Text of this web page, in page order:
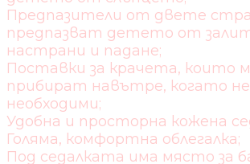
Предпазители от двете
предпазват детето от
настрани и падане;
Поставки за крачета, които
прибират навътре, когато не
необходими;
Удобна и просторна кожена
Голяма, комфортна облегалка;
Под седалката има място за